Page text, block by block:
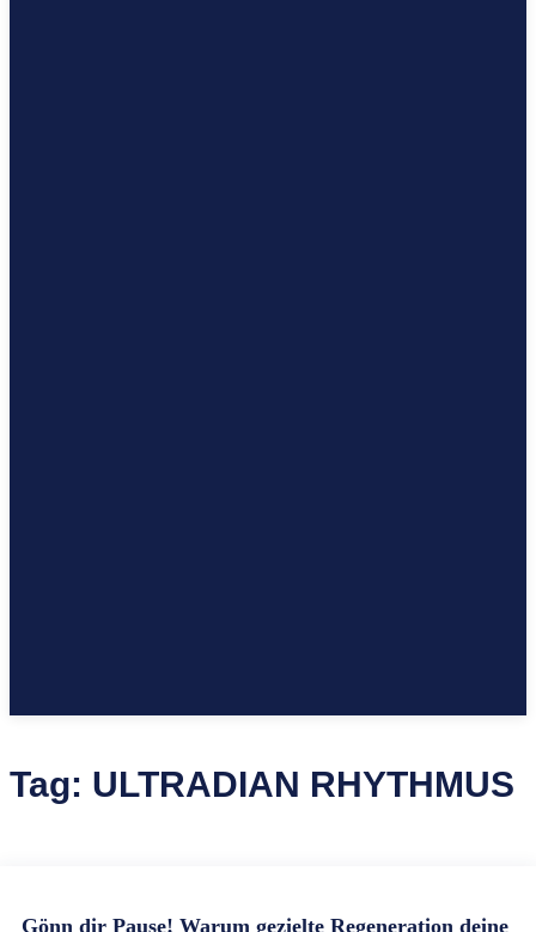
Tag: ULTRADIAN RHYTHMUS
Gönn dir Pause! Warum gezielte Regeneration deine